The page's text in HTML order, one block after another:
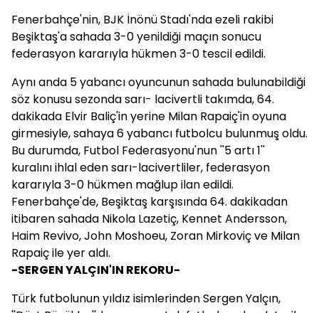
Fenerbahçe'nin, BJK İnönü Stadı'nda ezeli rakibi
Beşiktaş'a sahada 3-0 yenildiği maçın sonucu
federasyon kararıyla hükmen 3-0 tescil edildi.
Aynı anda 5 yabancı oyuncunun sahada bulunabildiği
söz konusu sezonda sarı- lacivertli takımda, 64.
dakikada Elvir Baliç'in yerine Milan Rapaiç'in oyuna
girmesiyle, sahaya 6 yabancı futbolcu bulunmuş oldu.
Bu durumda, Futbol Federasyonu'nun ''5 artı 1''
kuralını ihlal eden sarı-lacivertliler, federasyon
kararıyla 3-0 hükmen mağlup ilan edildi.
Fenerbahçe'de, Beşiktaş karşısında 64. dakikadan
itibaren sahada Nikola Lazetiç, Kennet Andersson,
Haim Revivo, John Moshoeu, Zoran Mirkoviç ve Milan
Rapaiç ile yer aldı.
-SERGEN YALÇIN'IN REKORU-
Türk futbolunun yıldız isimlerinden Sergen Yalçın,